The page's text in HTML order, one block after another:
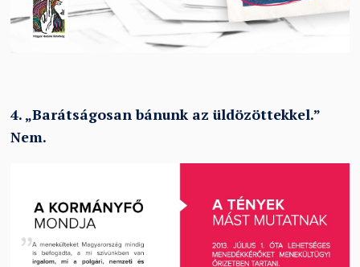
4. „Barátságosan bánunk az üldözöttekkel.”
Nem.